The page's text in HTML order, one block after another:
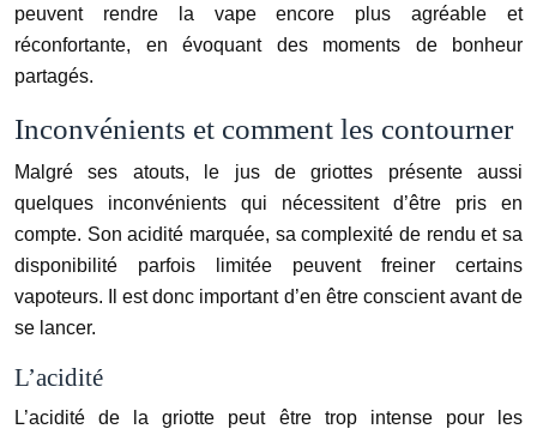
peuvent rendre la vape encore plus agréable et
réconfortante, en évoquant des moments de bonheur
partagés.
Inconvénients et comment les contourner
Malgré ses atouts, le jus de griottes présente aussi
quelques inconvénients qui nécessitent d’être pris en
compte. Son acidité marquée, sa complexité de rendu et sa
disponibilité parfois limitée peuvent freiner certains
vapoteurs. Il est donc important d’en être conscient avant de
se lancer.
L’acidité
L’acidité de la griotte peut être trop intense pour les